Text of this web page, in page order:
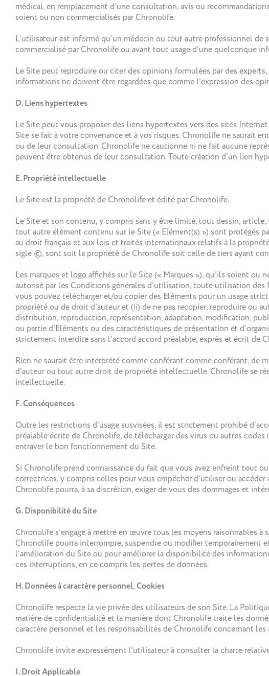
médical, en remplacement d’une consultation, avis ou
soient ou non commercialisés par Chronolife.
L’utilisateur est informé qu’un médecin ou tout autre professionnel
commercialisé par Chronolife ou avant tout usage d’une quelconque
Le Site peut reproduire ou citer des opinions formulées par des
informations ne doivent être regardées que comme l’expression des
D. Liens hypertextes
Le Site peut vous proposer des liens hypertextes vers des sites
Site se fait à votre convenance et à vos risques. Chronolife ne saurait
ou de leur consultation. Chronolife ne cautionne ni ne fait aucune
peuvent être obtenus de leur consultation. Toute création d’un lien
E. Propriété intellectuelle
Le Site est la propriété de Chronolife et édité par Chronolife.
Le Site et son contenu, y compris sans y être limité, tout dessin,
tout autre élément contenu sur le Site (« Elément(s) ») sont
au droit français et aux lois et traités internationaux relatifs à la
sigle ©, sont soit la propriété de Chronolife soit celle de tiers ayant
Les marques et logo affichés sur le Site (« Marques »), qu’ils soient ou
autorisé par les Conditions générales d’utilisation, toute utilisation
vous pouvez télécharger et/ou copier des Eléments pour un usage
propriété ou de droit d’auteur et (ii) de ne pas recopier, reproduire ou
distribution, reproduction, représentation, adaptation, modification,
ou partie d’Eléments ou des caractéristiques de présentation et
strictement interdite sans l’accord accord préalable, exprès et écrit de
Rien ne saurait être interprété comme conférant comme conférant, de
d’auteur ou tout autre droit de propriété intellectuelle. Chronolife se
intellectuelle.
F. Conséquences
Outre les restrictions d’usage susvisées, il est strictement prohibé
préalable écrite de Chronolife, de télécharger des virus ou autres
entraver le bon fonctionnement du Site.
Si Chronolife prend connaissance du fait que vous avez enfreint tout
correctrices, y compris celles pour vous empêcher d’utiliser ou
Chronolife pourra, à sa discrétion, exiger de vous des dommages et
G. Disponibilité du Site
Chronolife s’engage à mettre en œuvre tous les moyens raisonnables
Chronolife pourra interrompre, suspendre ou modifier temporairement
l’amélioration du Site ou pour améliorer la disponibilité des
ces interruptions, en ce compris les pertes de données.
H. Données à caractère personnel,Cookies
Chronolife respecte la vie privée des utilisateurs de son Site. La
matière de confidentialité et la manière dont Chronolife traite les
caractère personnel et les responsabilités de Chronolife concernant
Chronolife invite expressément l’utilisateur à consulter la charte
I. Droit Applicable